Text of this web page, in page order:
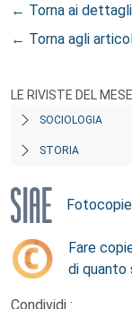
← Torna ai
← Torna agli
LE RIVISTE DEL MESE
SOCIOLOGIA
STORIA
Fare
di quanto
Condividi :